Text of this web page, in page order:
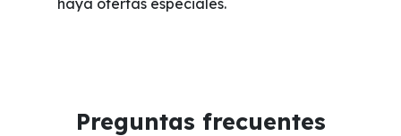
haya ofertas especiales.
Preguntas frecuentes